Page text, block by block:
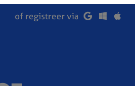
of registreer via